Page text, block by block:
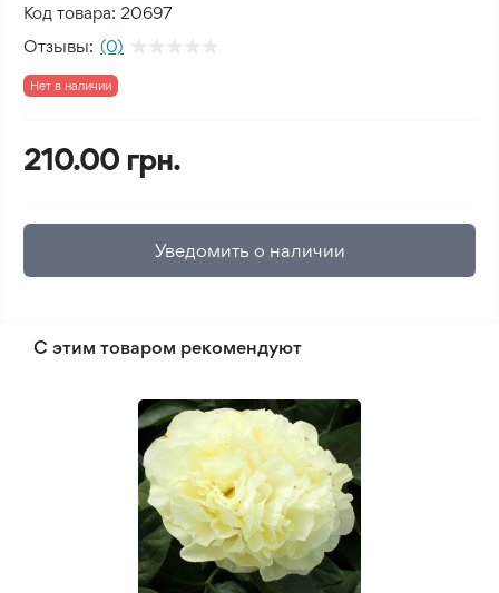
Код товара: 20697
Отзывы: (0)
Нет в наличии
210.00 грн.
Уведомить о наличии
С этим товаром рекомендуют